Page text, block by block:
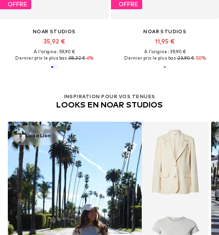
OFFRE
NOAR STUDIOS
35,92 €
À l'origine : 59,90 €
Dernier prix le plus bas :38,32 €-6%
OFFRE
NOAR STUDIOS
11,95 €
À l'origine : 39,90 €
Dernier prix le plus bas :23,90 €-50%
INSPIRATION POUR VOS TENUES
LOOKS EN NOAR STUDIOS
Luisa Lion